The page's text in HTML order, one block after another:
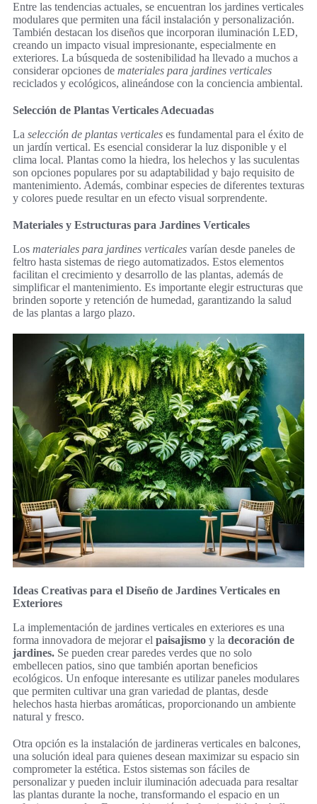
Entre las tendencias actuales, se encuentran los jardines verticales
modulares que permiten una fácil instalación y personalización.
También destacan los diseños que incorporan iluminación LED,
creando un impacto visual impresionante, especialmente en
exteriores. La búsqueda de sostenibilidad ha llevado a muchos a
considerar opciones de materiales para jardines verticales
reciclados y ecológicos, alineándose con la conciencia ambiental.
Selección de Plantas Verticales Adecuadas
La selección de plantas verticales es fundamental para el éxito de
un jardín vertical. Es esencial considerar la luz disponible y el
clima local. Plantas como la hiedra, los helechos y las suculentas
son opciones populares por su adaptabilidad y bajo requisito de
mantenimiento. Además, combinar especies de diferentes texturas
y colores puede resultar en un efecto visual sorprendente.
Materiales y Estructuras para Jardines Verticales
Los materiales para jardines verticales varían desde paneles de
feltro hasta sistemas de riego automatizados. Estos elementos
facilitan el crecimiento y desarrollo de las plantas, además de
simplificar el mantenimiento. Es importante elegir estructuras que
brinden soporte y retención de humedad, garantizando la salud
de las plantas a largo plazo.
Ideas Creativas para el Diseño de Jardines Verticales en
Exteriores
La implementación de jardines verticales en exteriores es una
forma innovadora de mejorar el paisajismo y la decoración de
jardines. Se pueden crear paredes verdes que no solo
embellecen patios, sino que también aportan beneficios
ecológicos. Un enfoque interesante es utilizar paneles modulares
que permiten cultivar una gran variedad de plantas, desde
helechos hasta hierbas aromáticas, proporcionando un ambiente
natural y fresco.
Otra opción es la instalación de jardineras verticales en balcones,
una solución ideal para quienes desean maximizar su espacio sin
comprometer la estética. Estos sistemas son fáciles de
personalizar y pueden incluir iluminación adecuada para resaltar
las plantas durante la noche, transformando el espacio en un